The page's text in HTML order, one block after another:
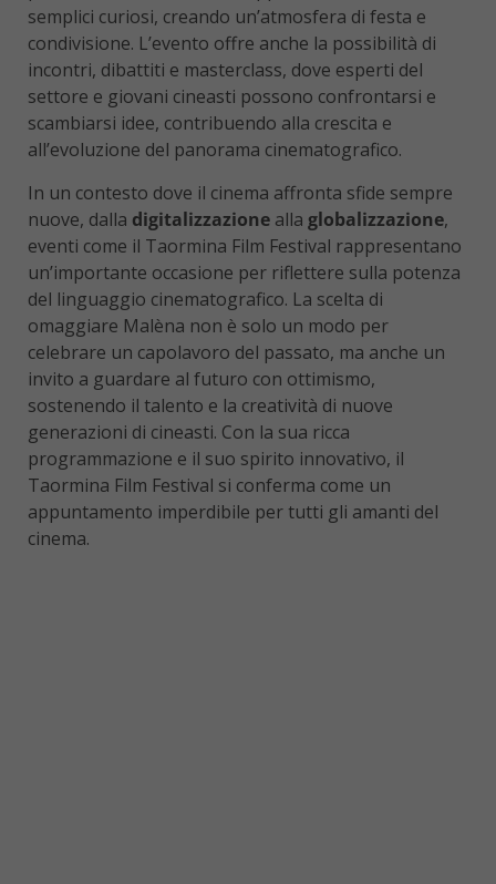
semplici curiosi, creando un’atmosfera di festa e
condivisione. L’evento offre anche la possibilità di
incontri, dibattiti e masterclass, dove esperti del
settore e giovani cineasti possono confrontarsi e
scambiarsi idee, contribuendo alla crescita e
all’evoluzione del panorama cinematografico.
In un contesto dove il cinema affronta sfide sempre
nuove, dalla digitalizzazione alla globalizzazione,
eventi come il Taormina Film Festival rappresentano
un’importante occasione per riflettere sulla potenza
del linguaggio cinematografico. La scelta di
omaggiare Malèna non è solo un modo per
celebrare un capolavoro del passato, ma anche un
invito a guardare al futuro con ottimismo,
sostenendo il talento e la creatività di nuove
generazioni di cineasti. Con la sua ricca
programmazione e il suo spirito innovativo, il
Taormina Film Festival si conferma come un
appuntamento imperdibile per tutti gli amanti del
cinema.